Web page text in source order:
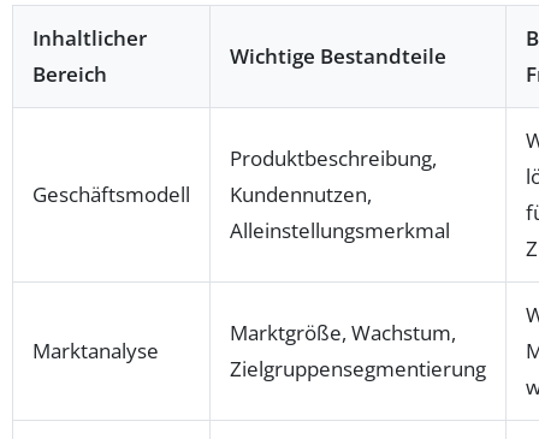
Inhaltlicher
Bereich
Wichtige Bestandteile
Geschäftsmodell
Produktbeschreibung,
Kundennutzen,
Alleinstellungsmerkmal
Marktanalyse
Marktgröße, Wachstum,
Zielgruppensegmentierung